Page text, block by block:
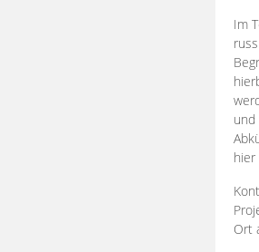
Im
und
Ort